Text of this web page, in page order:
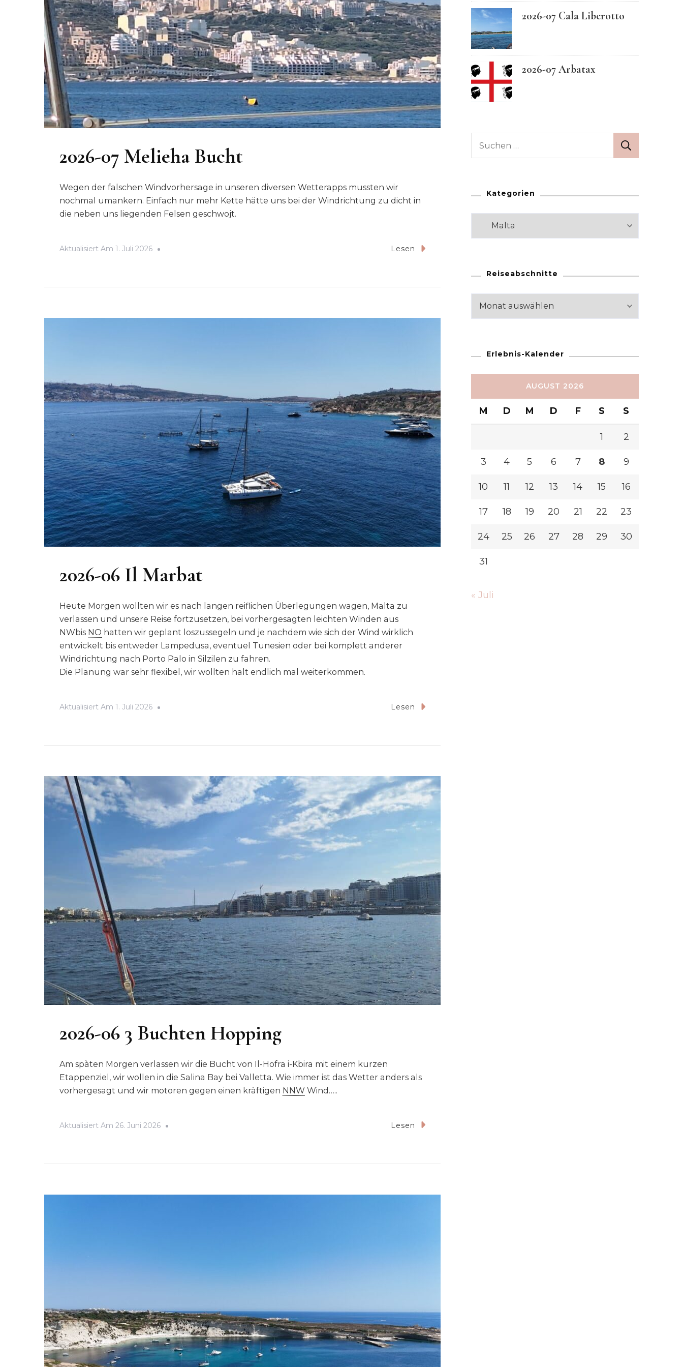
2026-07 Melieha Bucht
Wegen der falschen Windvorhersage in unseren diversen Wetterapps mussten wir
nochmal umankern. Einfach nur mehr Kette hätte uns bei der Windrichtung zu dicht in
die neben uns liegenden Felsen geschwojt.
Aktualisiert Am 1. Juli 2026 Lesen
2026-06 Il Marbat
Heute Morgen wollten wir es nach langen reiflichen Überlegungen wagen, Malta zu
verlassen und unsere Reise fortzusetzen, bei vorhergesagten leichten Winden aus
NWbis NO hatten wir geplant loszussegeln und je nachdem wie sich der Wind wirklich
entwickelt bis entweder Lampedusa, eventuel Tunesien oder bei komplett anderer
Windrichtung nach Porto Palo in Silzilen zu fahren.
Die Planung war sehr flexibel, wir wollten halt endlich mal weiterkommen.
Aktualisiert Am 1. Juli 2026 Lesen
2026-06 3 Buchten Hopping
Am spàten Morgen verlassen wir die Bucht von Il-Hofra i-Kbira mit einem kurzen
Etappenziel, wir wollen in die Salina Bay bei Valletta. Wie immer ist das Wetter anders als
vorhergesagt und wir motoren gegen einen kràftigen NNW Wind…..
Aktualisiert Am 26. Juni 2026 Lesen
2026-07 Cala Liberotto
2026-07 Arbatax
Suchen
Kategorien
Kategorien
Reiseabschnitte
Reiseabschnitte
Erlebnis-Kalender
AUGUST 2026
M D M D F S S
1 2
3 4 5 6 7 8 9
10 11 12 13 14 15 16
17 18 19 20 21 22 23
24 25 26 27 28 29 30
31
« Juli